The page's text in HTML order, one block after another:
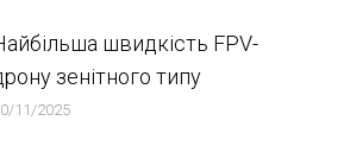
швидкість FPV-
зенітного типу
11/2025